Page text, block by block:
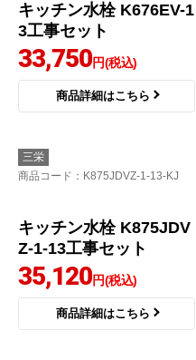
キッチン水栓 K676EV-1
3工事セット
33,750円(税込)
商品詳細はこちら
三栄
商品コード ：K875JDVZ-1-13-KJ
キッチン水栓 K875JDV
Z-1-13工事セット
35,120円(税込)
商品詳細はこちら